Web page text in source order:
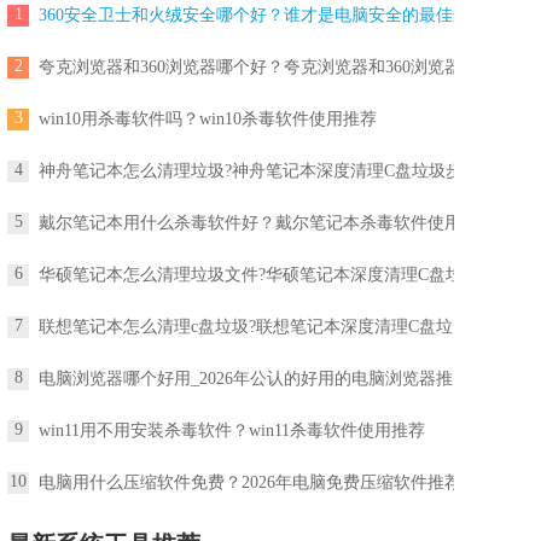
1 360安全卫士和火绒安全哪个好？谁才是电脑安全的最佳选
2 夸克浏览器和360浏览器哪个好？夸克浏览器和360浏览器区
3 win10用杀毒软件吗？win10杀毒软件使用推荐
4 神舟笔记本怎么清理垃圾?神舟笔记本深度清理C盘垃圾步
5 戴尔笔记本用什么杀毒软件好？戴尔笔记本杀毒软件使用推
6 华硕笔记本怎么清理垃圾文件?华硕笔记本深度清理C盘垃
7 联想笔记本怎么清理c盘垃圾?联想笔记本深度清理C盘垃
8 电脑浏览器哪个好用_2026年公认的好用的电脑浏览器推
9 win11用不用安装杀毒软件？win11杀毒软件使用推荐
10 电脑用什么压缩软件免费？2026年电脑免费压缩软件推荐